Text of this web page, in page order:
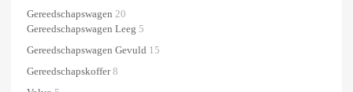
Gereedschapswagen 20
Gereedschapswagen Leeg 5
Gereedschapswagen Gevuld 15
Gereedschapskoffer 8